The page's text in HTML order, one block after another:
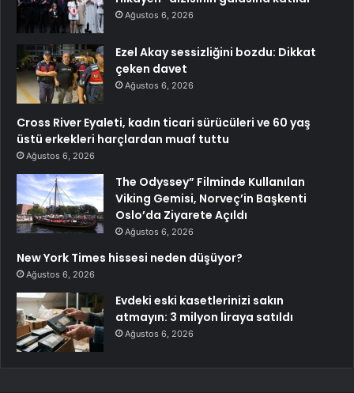
Ağustos 6, 2026
Ezel Akay sessizliğini bozdu: Dikkat
çeken davet
Ağustos 6, 2026
Cross River Eyaleti, kadın ticari sürücüleri ve 60 yaş
üstü erkekleri harçlardan muaf tuttu
Ağustos 6, 2026
The Odyssey” Filminde Kullanılan
Viking Gemisi, Norveç’in Başkenti
Oslo’da Ziyarete Açıldı
Ağustos 6, 2026
New York Times hissesi neden düşüyor?
Ağustos 6, 2026
Evdeki eski kasetlerinizi sakın
atmayın: 3 milyon liraya satıldı
Ağustos 6, 2026